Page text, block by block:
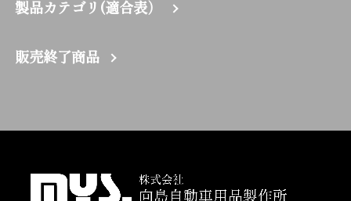
製品カテゴリ(適合表）
販売終了商品